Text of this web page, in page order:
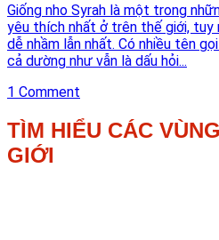
Giống nho Syrah là một trong
yêu thích nhất ở trên thế giới, tuy
dễ nhầm lẫn nhất. Có nhiều tên
cả dường như vẫn là dấu hỏi...
1 Comment
TÌM HIỂU CÁC
GIỚI